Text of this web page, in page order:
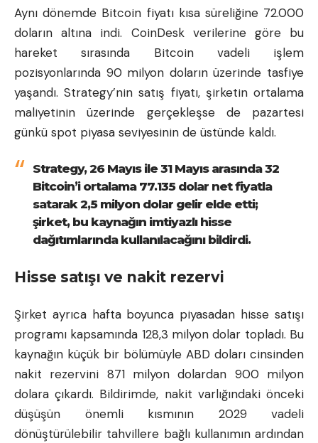
Aynı dönemde Bitcoin fiyatıkısa süreliğine 72.000
doların altına indi. CoinDesk verilerine göre bu
hareket sırasında Bitcoin vadeli işlem
pozisyonlarında 90 milyon doların üzerinde tasfiye
yaşandı. Strategy’nin satış fiyatı, şirketin ortalama
maliyetinin üzerinde gerçekleşse de pazartesi
günkü spot piyasa seviyesinin de üstünde kaldı.
Strategy, 26 Mayıs ile 31 Mayıs arasında 32
Bitcoin’i ortalama 77.135 dolar net fiyatla
satarak 2,5 milyon dolar gelir elde etti;
şirket, bu kaynağın imtiyazlı hisse
dağıtımlarında kullanılacağını bildirdi.
Hisse satışı ve nakit rezervi
Şirket ayrıca hafta boyunca piyasadan hisse satışı
programı kapsamında 128,3 milyon dolar topladı. Bu
kaynağın küçük bir bölümüyle ABD doları cinsinden
nakit rezervini 871 milyon dolardan 900 milyon
dolara çıkardı. Bildirimde, nakit varlığındaki önceki
düşüşün önemli kısmının 2029 vadeli
dönüştürülebilir tahvillere bağlı kullanımın ardından